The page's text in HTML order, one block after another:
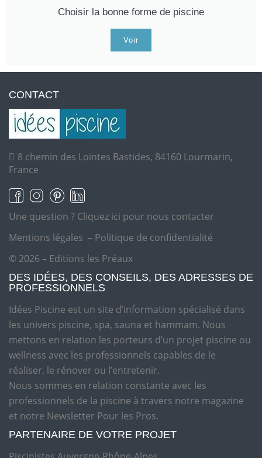
Choisir la bonne forme de piscine
Voir
CONTACT
8 chemin des Lointes Bastides, 84160 Lourmarin,
France
Une question ? Cliquez ici pour nous contacter
Mentions légales – Politique de confidentialité
© 2026 – Editions les Préaux
DES IDÉES, DES CONSEILS, DES ADRESSES DE
PROFESSIONNELS
Idées Piscine est un site d’information spécialisé dans
les univers piscine, spa, sauna et hammam. Nous
mettons en relation les porteurs d’un projet piscine ou
wellness avec les professionnels capables de le
réaliser, le rénover ou l’entretenir.
Nous sommes en relation constante avec les
professionnels de la piscine à travers notre magazine
et notre Newsletter Pour les Pros.
PARTENAIRE DE VOTRE PROJET